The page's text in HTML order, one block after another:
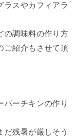
ラスやカフィアラ
の調味料の作り方
ご紹介もさせて頂
パーチキンの作り
だ残暑が厳しそう